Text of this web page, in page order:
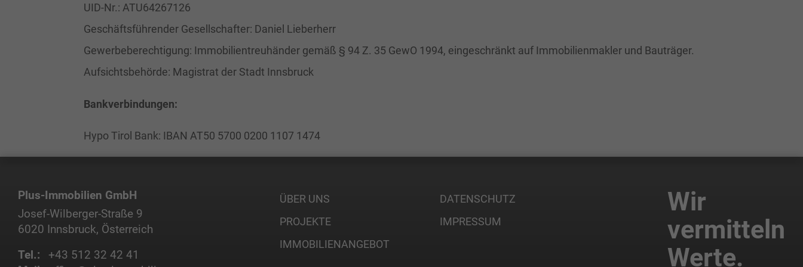
UID-Nr.: ATU64267126
Geschäftsführender Gesellschafter: Daniel Lieberherr
Gewerbeberechtigung: Immobilientreuhänder gemäß § 94 Z. 35 GewO 1994, eingeschränkt auf Immobilienmakler und Bauträger.
Aufsichtsbehörde: Magistrat der Stadt Innsbruck
Bankverbindungen:
Hypo Tirol Bank: IBAN AT50 5700 0200 1107 1474
Plus-Immobilien GmbH
Josef-Wilberger-Straße 9
6020 Innsbruck, Österreich
Tel.:
+43 512 32 42 41
ÜBER UNS
PROJEKTE
IMMOBILIENANGEBOT
DATENSCHUTZ
IMPRESSUM
Wir
vermitteln
Werte.